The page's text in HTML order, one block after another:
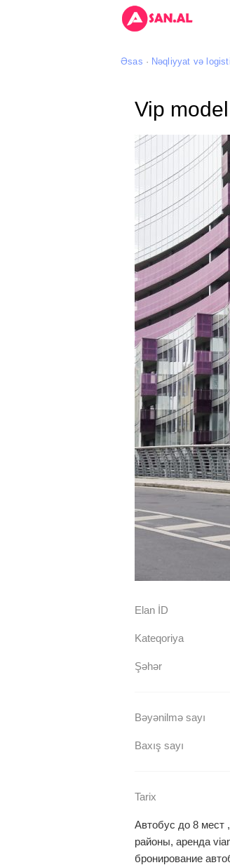
Əsas Nəqliyyat və
Vip
Elan İD
Kateqoriya
Şəhər
Bəyənilmə sayı
Baxış sayı
Tarix
Aвтобус до 8 мест
районы, аренда
бронирование